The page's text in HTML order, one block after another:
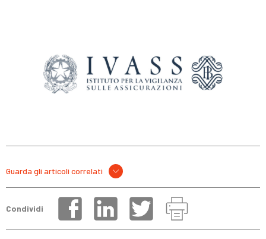
Guarda gli articoli correlati
Condividi